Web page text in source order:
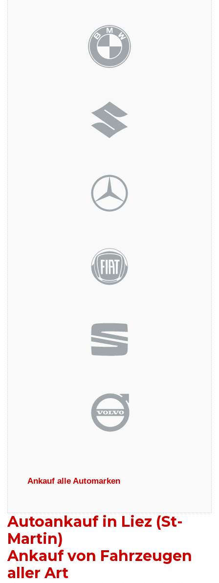
Ankauf alle Automarken
Autoankauf in Liez (St-
Martin)
Ankauf von Fahrzeugen
aller Art